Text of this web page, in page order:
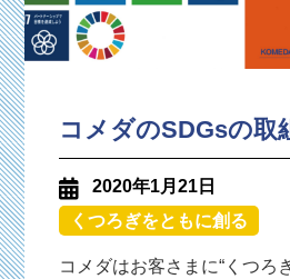
コメダのSDGsの取
2020年1月21日
くつろぎをともに創る
コメダはお客さまに“くつろ